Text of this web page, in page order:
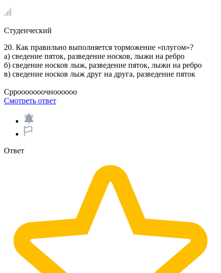
Студенческий
20. Как правильно выполняется торможение «плугом»?
а) сведение пяток, разведение носков, лыжи на ребро
б) сведение носков лыж, разведение пяток, лыжи на ребро
в) сведение носков лыж друг на друга, разведение пяток
Сррооооооочноооооо
Смотреть ответ
Ответ